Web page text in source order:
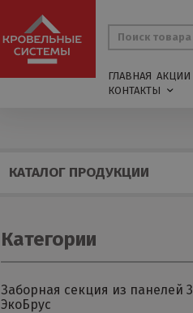
ГЛАВНАЯ АКЦИИ
КОНТАКТЫ
КАТАЛОГ ПРОДУКЦИИ
Категории
Заборная секция из панелей
ЭкоБрус